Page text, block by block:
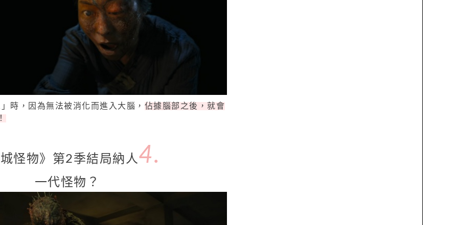
時，因為無法被消化而進入大腦， 佔據腦部之後，就會
怪物》第2季結局納人4.
一代怪物？